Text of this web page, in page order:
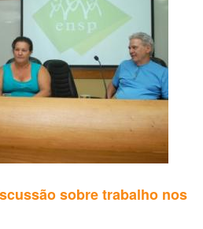
sobre trabalho nos